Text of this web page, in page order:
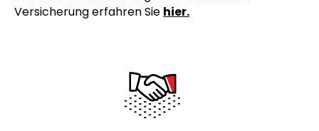
Versicherung erfahren Sie hier.